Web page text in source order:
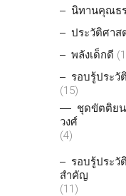
นิทานคุณธ
ประวัติศาส
พลังเด็กดี
รอบรู้ประวั
(15)
ชุดขัตติยน
วงศ์
(4)
รอบรู้ประ
สำคัญ
(11)